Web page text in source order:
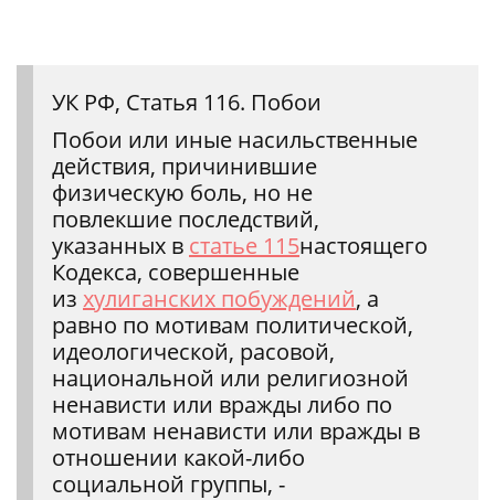
УК РФ, Статья 116. Побои
Побои или иные насильственные
действия, причинившие
физическую боль, но не
повлекшие последствий,
указанных в статье 115настоящего
Кодекса, совершенные
из хулиганских побуждений, а
равно по мотивам политической,
идеологической, расовой,
национальной или религиозной
ненависти или вражды либо по
мотивам ненависти или вражды в
отношении какой-либо
социальной группы, -